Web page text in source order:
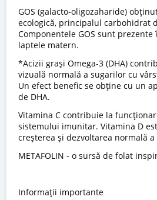
GOS (galacto-oligozaharide)
ecologică, principalul carbohidrat
Componentele GOS sunt
laptele matern.
*Acizii grași Omega-3 (DHA)
vizuală normală a sugarilor cu
Un efect benefic se obține cu un
de DHA.
Vitamina C contribuie la
sistemului imunitar. Vitamina D
creșterea și dezvoltarea normală
METAFOLIN - o sursă de folat
Informații importante